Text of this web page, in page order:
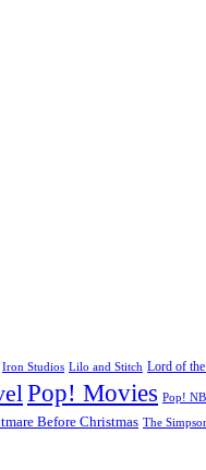
Iron Studios Lilo and Stitch Lord of
Pop! Movies Pop!
Before Christmas The